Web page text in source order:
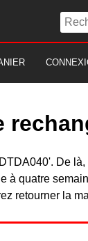
De
quatre
retourner la